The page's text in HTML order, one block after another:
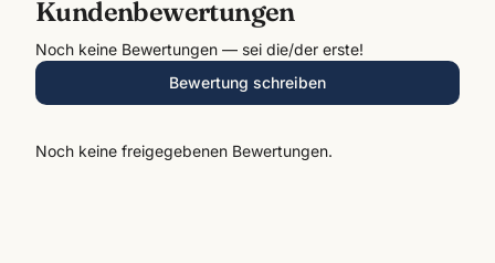
Kundenbewertungen
Noch keine Bewertungen — sei die/der erste!
Bewertung schreiben
Noch keine freigegebenen Bewertungen.